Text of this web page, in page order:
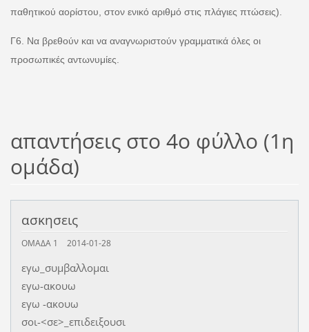
παθητικού αορίστου, στον ενικό αριθμό στις πλάγιες πτώσεις).
Γ6. Να βρεθούν και να αναγνωριστούν γραμματικά όλες οι
προσωπικές αντωνυμίες.
απαντήσεις στο 4ο φύλλο (1η
ομάδα)
ασκησεις
ΟΜΑΔΑ 1 2014-01-28
εγω_συμβαλλομαι
εγω-ακουω
εγω -ακουω
σοι-<σε>_επιδειξουσι